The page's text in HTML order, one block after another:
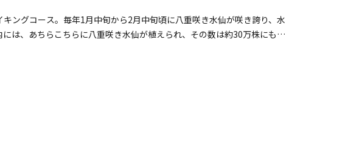
ングコース。毎年1月中旬から2月中旬頃に八重咲き水仙が咲き誇り、水
は、あちらこちらに八重咲き水仙が植えられ、その数は約30万株にも!!